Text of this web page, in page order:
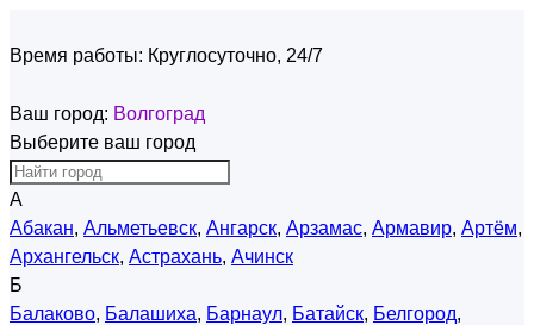
Время работы: Круглосуточно, 24/7
Ваш город: Волгоград
Выберите ваш город
А
Абакан, Альметьевск, Ангарск, Арзамас, Армавир, Артём,
Архангельск, Астрахань, Ачинск
Б
Балаково, Балашиха, Барнаул, Батайск, Белгород,